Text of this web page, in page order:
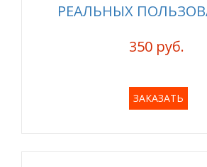
РЕАЛЬНЫХ
350 руб.
ЗАКАЗАТЬ